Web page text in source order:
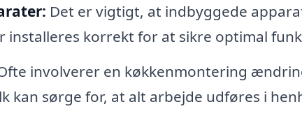
Det er vigtigt, at indbyggede
installeres korrekt for at sikre optimal
involverer en køkkenmontering
kan sørge for, at alt arbejde udføres i